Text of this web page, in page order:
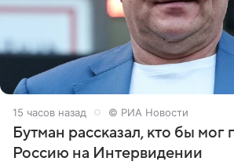
15 часов назад © РИА Новости
Бутман рассказал, кто бы мог
Россию на Интервидении